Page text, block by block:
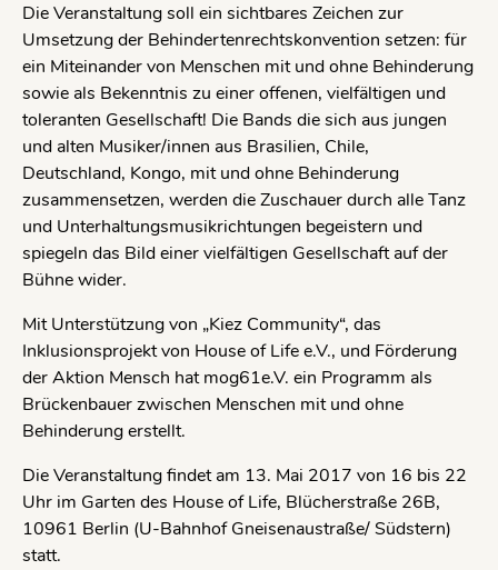
Die Veranstaltung soll ein sichtbares Zeichen zur
Umsetzung der Behindertenrechtskonvention setzen: für
ein Miteinander von Menschen mit und ohne Behinderung
sowie als Bekenntnis zu einer offenen, vielfältigen und
toleranten Gesellschaft! Die Bands die sich aus jungen
und alten Musiker/innen aus Brasilien, Chile,
Deutschland, Kongo, mit und ohne Behinderung
zusammensetzen, werden die Zuschauer durch alle Tanz
und Unterhaltungsmusikrichtungen begeistern und
spiegeln das Bild einer vielfältigen Gesellschaft auf der
Bühne wider.
Mit Unterstützung von „Kiez Community“, das
Inklusionsprojekt von House of Life e.V., und Förderung
der Aktion Mensch hat mog61e.V. ein Programm als
Brückenbauer zwischen Menschen mit und ohne
Behinderung erstellt.
Die Veranstaltung findet am 13. Mai 2017 von 16 bis 22
Uhr im Garten des House of Life, Blücherstraße 26B,
10961 Berlin (U-Bahnhof Gneisenaustraße/ Südstern)
statt.